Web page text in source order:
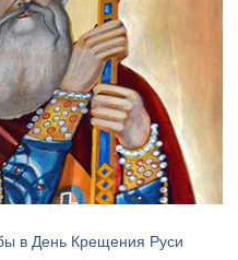
в День Крещения Руси